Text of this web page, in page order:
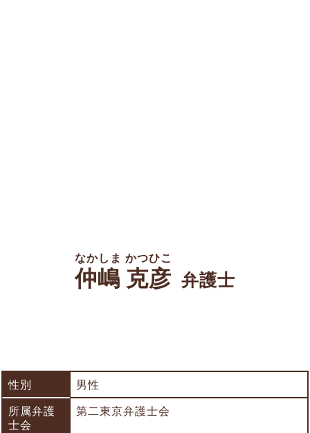
仲嶋 克彦
なかしま かつひこ
弁護士
性別
男性
所属弁護
士会
第二東京弁護士会